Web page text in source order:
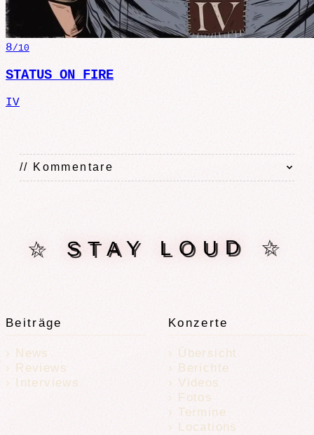
8/10
STATUS ON FIRE
IV
// Kommentare
☆ STAY LOUD ☆
Beiträge
News
Reviews
Interviews
Konzerte
Übersicht
Berichte
Videos
Fotos
Termine
Locations